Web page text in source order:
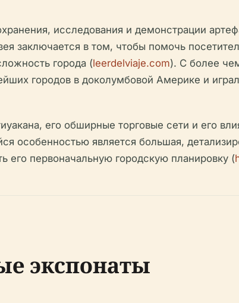
исследования и демонстрации
заключается в том, чтобы помочь
города (leerdelviaje.com). С более
городов в доколумбовой Америке и
его обширные торговые сети и его
особенностью является большая,
его первоначальную городскую планировку (
экспонаты